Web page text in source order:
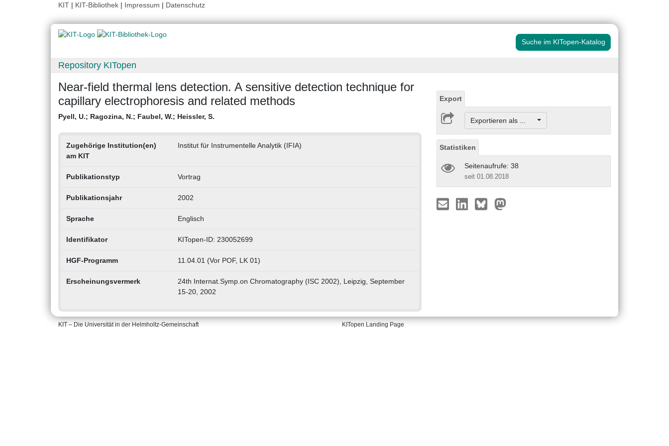
KIT | KIT-Bibliothek | Impressum | Datenschutz
Suche im KITopen-Katalog
Repository KITopen
Near-field thermal lens detection. A sensitive detection technique for
capillary electrophoresis and related methods
Pyell, U.; Ragozina, N.; Faubel, W.; Heissler, S.
Zugehörige Institution(en)
am KIT
Institut für Instrumentelle Analytik (IFIA)
Publikationstyp Vortrag
Publikationsjahr 2002
Sprache Englisch
Identifikator KITopen-ID: 230052699
HGF-Programm 11.04.01 (Vor POF, LK 01)
Erscheinungsvermerk
24th Internat.Symp.on Chromatography (ISC 2002), Leipzig, September
15-20, 2002
Export
Exportieren als ...
Statistiken
Seitenaufrufe: 38
seit 01.08.2018
KIT – Die Universität in der Helmholtz-Gemeinschaft KITopen Landing Page